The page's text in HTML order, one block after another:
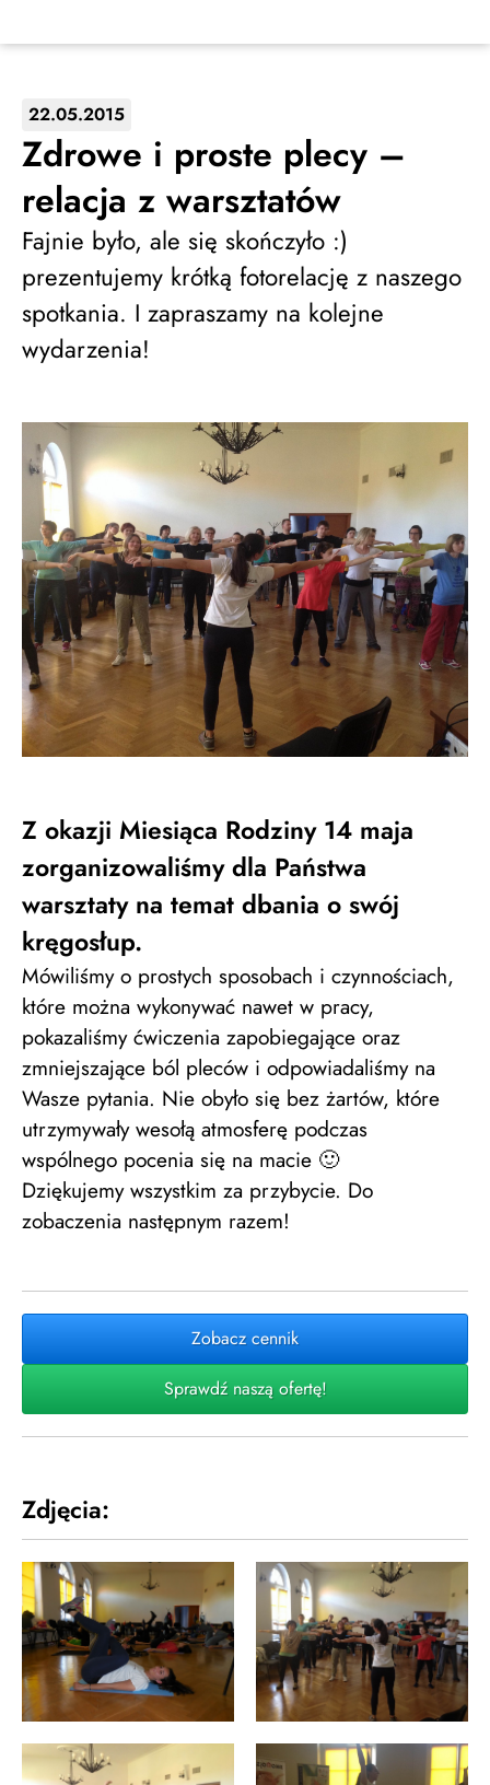
22.05.2015
Zdrowe i proste plecy –
relacja z warsztatów
Fajnie było, ale się skończyło :)
prezentujemy krótką fotorelację z naszego
spotkania. I zapraszamy na kolejne
wydarzenia!
Z okazji Miesiąca Rodziny 14 maja
zorganizowaliśmy dla Państwa
warsztaty na temat dbania o swój
kręgosłup.
Mówiliśmy o prostych sposobach i czynnościach,
które można wykonywać nawet w pracy,
pokazaliśmy ćwiczenia zapobiegające oraz
zmniejszające ból pleców i odpowiadaliśmy na
Wasze pytania. Nie obyło się bez żartów, które
utrzymywały wesołą atmosferę podczas
wspólnego pocenia się na macie 🙂
Dziękujemy wszystkim za przybycie. Do
zobaczenia następnym razem!
Zobacz cennik
Sprawdź naszą ofertę!
Zdjęcia: